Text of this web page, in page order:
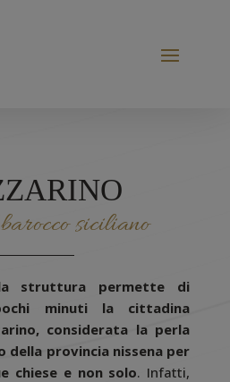
siciliano
struttura permette di
minuti la cittadina
considerata la perla
della provincia nissena per
chiese e non solo. Infatti,